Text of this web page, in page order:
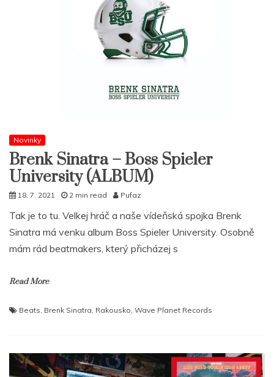
Novinky
Brenk Sinatra – Boss Spieler
University (ALBUM)
18. 7. 2021 2 min read Pufaz
Tak je to tu. Velkej hráč a naše vídeňská spojka Brenk
Sinatra má venku album Boss Spieler University. Osobně
mám rád beatmakers, který přicházej s
Read More
Beats Brenk Sinatra Rakousko Wave Planet Records